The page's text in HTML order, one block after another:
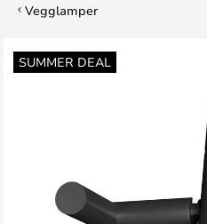
Vegglamper
SUMMER DEAL
Gå
til